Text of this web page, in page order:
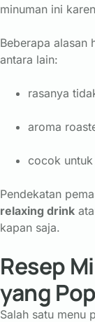
minuman ini
Beberapa alasan
antara lain:
rasanya
aroma
cocok untuk
Pendekatan
relaxing drink
kapan saja.
Resep
yang
Salah satu menu